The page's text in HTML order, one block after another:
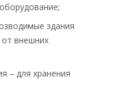
здания
внешних
– для хранения